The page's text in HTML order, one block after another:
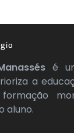
é
a
aluno.